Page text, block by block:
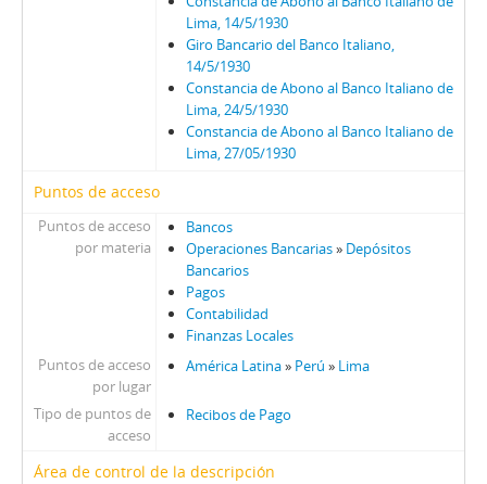
Lima, 14/5/1930
Giro Bancario del Banco Italiano,
14/5/1930
Constancia de Abono al Banco Italiano de
Lima, 24/5/1930
Constancia de Abono al Banco Italiano de
Lima, 27/05/1930
Puntos de acceso
Puntos de acceso
por materia
Bancos
Operaciones Bancarias» Depósitos
Bancarios
Pagos
Contabilidad
Finanzas Locales
Puntos de acceso
por lugar
América Latina» Perú » Lima
Tipo de puntos de
acceso
Recibos de Pago
Área de control de la descripción